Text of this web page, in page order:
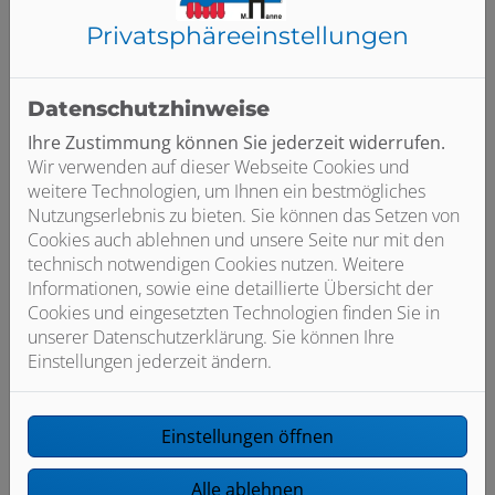
Mit Klick auf einen externen Link verlassen Sie unsere
Website. Für die Verarbeitung Ihrer Daten gilt die
Datenschutzerklärung der Zielseite, für die wir keine
Verantwortung oder Haftung übernehmen. Bitte
überprüfen Sie die Datenschutzrichtlinie der Zielseite,
bevor Sie freiwillig personenbezogene Daten an diese
Website weitergeben.
Externe Links sind mit einem Symbol
gekennzeichnet.Erst wenn Sie auf einen externen Link
klicken, werden Daten zum Linkziel übertragen. Dies ist
aufgrund des dem Internet zugrunde liegenden
Protokolls ((TCP/IP = TCP - Transfer Control Protocol + IP -
Internet Protocol) technisch notwendig. Die
übertragenen Daten sind insbesondere: Ihre IP-Adresse,
der Zeitpunkt, zu dem Sie den Link angeklickt haben
und die Seite, auf der Sie den Link angeklickt haben.
Urheberschutz
Der gesamte Inhalt dieser Website ist urheberrechtlich
Privatsphäre­einstellungen
Datenschutzhinweise
Ihre Zustimmung können Sie jederzeit widerrufen.
Wir verwenden auf dieser Webseite Cookies und
weitere Technologien, um Ihnen ein bestmögliches
Nutzungserlebnis zu bieten. Sie können das Setzen von
Cookies auch ablehnen und unsere Seite nur mit den
technisch notwendigen Cookies nutzen. Weitere
Informationen, sowie eine detaillierte Übersicht der
Cookies und eingesetzten Technologien finden Sie in
unserer Datenschutzerklärung. Sie können Ihre
Einstellungen jederzeit ändern.
Einstellungen öffnen
Alle ablehnen